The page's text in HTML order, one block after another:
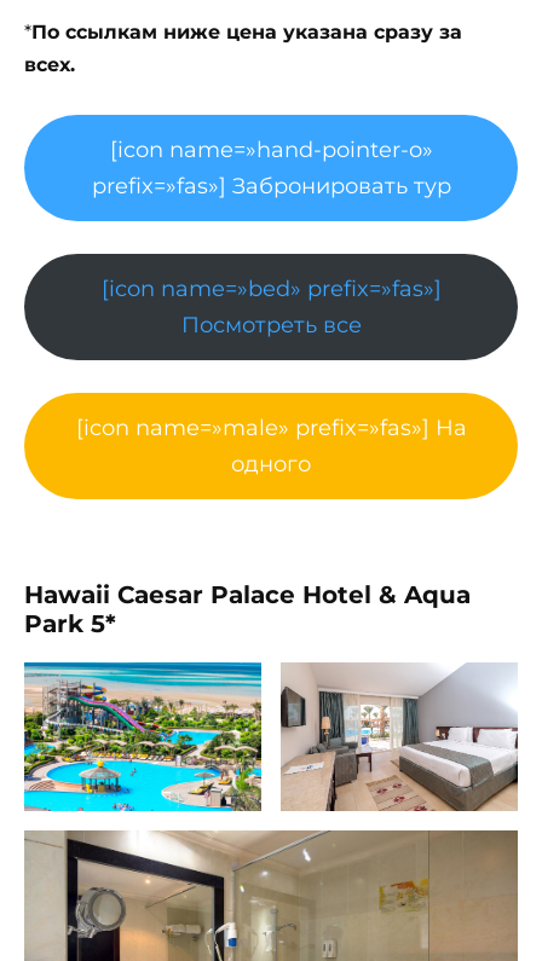
*По ссылкам ниже цена указана сразу за
всех.
[icon name=»hand-pointer-o»
prefix=»fas»] Забронировать тур
[icon name=»bed» prefix=»fas»]
Посмотреть все
[icon name=»male» prefix=»fas»] На
одного
Hawaii Caesar Palace Hotel & Aqua
Park 5*